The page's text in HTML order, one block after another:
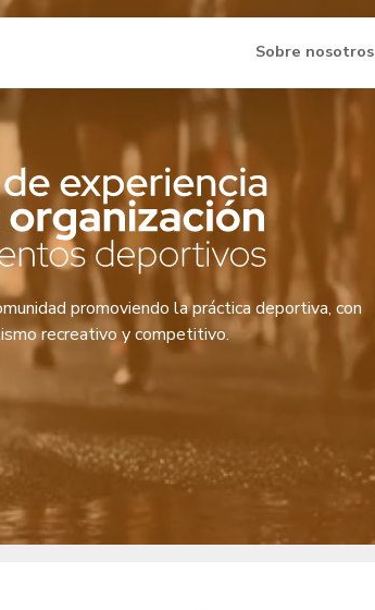
Sobre nosotros
promoviendo la práctica deportiva, con
recreativo y competitivo.